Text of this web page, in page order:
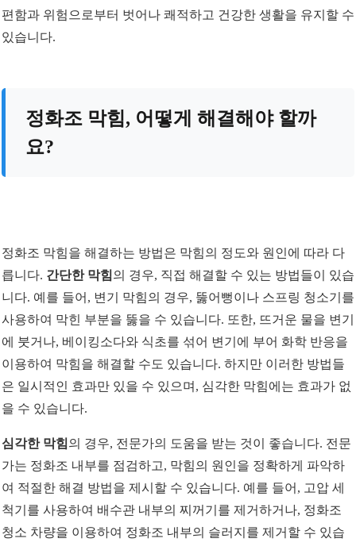
편함과 위험으로부터 벗어나 쾌적하고 건강한 생활을 유지할 수
있습니다.
정화조 막힘, 어떻게 해결해야 할까
요?
정화조 막힘을 해결하는 방법은 막힘의 정도와 원인에 따라 다
릅니다. 간단한 막힘 의 경우, 직접 해결할 수 있는 방법들이 있습
니다. 예를 들어, 변기 막힘의 경우, 뚫어뻥이나 스프링 청소기를
사용하여 막힌 부분을 뚫을 수 있습니다. 또한, 뜨거운 물을 변기
에 붓거나, 베이킹소다와 식초를 섞어 변기에 부어 화학 반응을
이용하여 막힘을 해결할 수도 있습니다. 하지만 이러한 방법들
은 일시적인 효과만 있을 수 있으며, 심각한 막힘에는 효과가 없
을 수 있습니다.
심각한 막힘 의 경우, 전문가의 도움을 받는 것이 좋습니다. 전문
가는 정화조 내부를 점검하고, 막힘의 원인을 정확하게 파악하
여 적절한 해결 방법을 제시할 수 있습니다. 예를 들어, 고압 세
척기를 사용하여 배수관 내부의 찌꺼기를 제거하거나, 정화조
청소 차량을 이용하여 정화조 내부의 슬러지를 제거할 수 있습